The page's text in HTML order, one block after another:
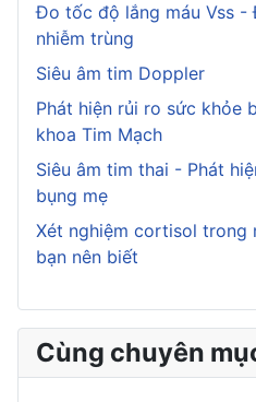
Đo tốc độ lắng máu Vss -
nhiễm trùng
Siêu âm tim Doppler
Phát hiện rủi ro sức khỏe
khoa Tim Mạch
Siêu âm tim thai - Phát
bụng mẹ
Xét nghiệm cortisol trong
bạn nên biết
Cùng chuyên